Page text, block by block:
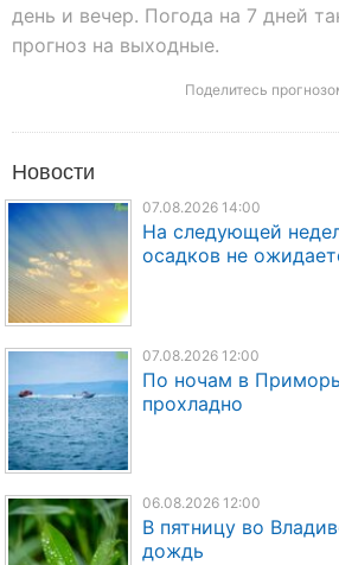
день и вечер. Погода на 7 дней
прогноз на выходные.
Поделитесь
Новости
07.08.2026 14:00
На следующей
осадков не
07.08.2026 12:00
По ночам в
прохладно
06.08.2026 12:00
В пятницу во
дождь